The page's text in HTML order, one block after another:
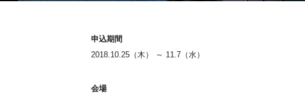
申込期間
2018.10.25（木） ～ 11.7（水）
会場